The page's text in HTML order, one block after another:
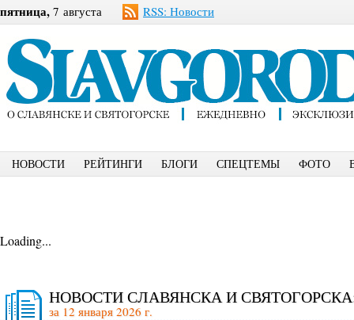
пятница, 7 августа RSS: Новости
НОВОСТИ РЕЙТИНГИ БЛОГИ СПЕЦТЕМЫ ФОТО
Loading...
НОВОСТИ СЛАВЯНСКА И
за 12 января 2026 г.